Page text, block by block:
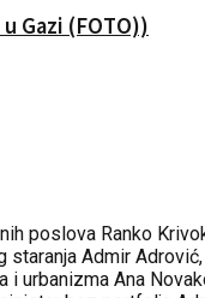
Gazi (FOTO))
poslova Ranko
staranja Admir
urbanizma Ana